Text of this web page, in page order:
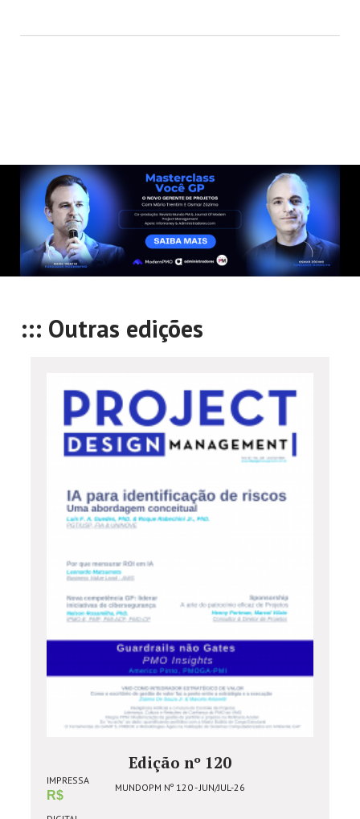
::: Outras edições
Edição nº 120
MUNDOPM Nº 120 - JUN/JUL-26
IMPRESSA
R$